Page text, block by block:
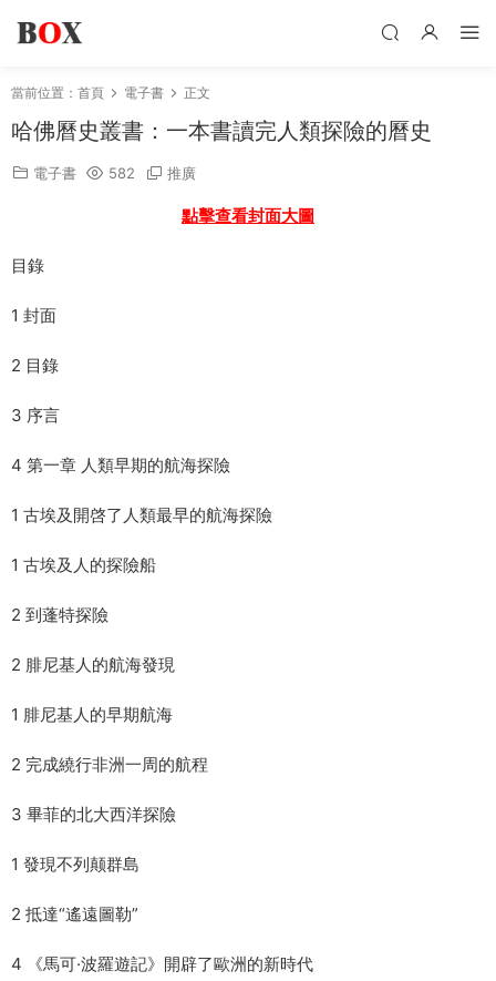
當前位置： 首頁 電子書 正文
哈佛曆史叢書：一本書讀完人類探險的曆史
電子書 582 推廣
點擊查看封面大圖
目錄
1 封面
2 目錄
3 序言
4 第一章 人類早期的航海探險
1 古埃及開啓了人類最早的航海探險
1 古埃及人的探險船
2 到蓬特探險
2 腓尼基人的航海發現
1 腓尼基人的早期航海
2 完成繞行非洲一周的航程
3 畢菲的北大西洋探險
1 發現不列颠群島
2 抵達“遙遠圖勒”
4 《馬可·波羅遊記》開辟了歐洲的新時代